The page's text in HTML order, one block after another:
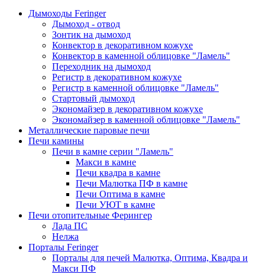
Дымоходы Feringer
Дымоход - отвод
Зонтик на дымоход
Конвектор в декоративном кожухе
Конвектор в каменной облицовке "Ламель"
Переходник на дымоход
Регистр в декоративном кожухе
Регистр в каменной облицовке "Ламель"
Стартовый дымоход
Экономайзер в декоративном кожухе
Экономайзер в каменной облицовке "Ламель"
Металлические паровые печи
Печи камины
Печи в камне серии "Ламель"
Макси в камне
Печи квадра в камне
Печи Малютка ПФ в камне
Печи Оптима в камне
Печи УЮТ в камне
Печи отопительные Ферингер
Лада ПС
Нелжа
Порталы Feringer
Порталы для печей Малютка, Оптима, Квадра и
Макси ПФ